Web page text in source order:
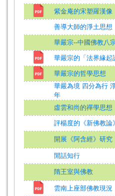
紫金庵的宋塑羅漢像
善導大師的淨土思想
華嚴宗--中國佛教八
華嚴宗的「法界緣起
華嚴宗的哲學思想
華嚴為境 四分為行
年
虛雲和尚的禪學思想
評楊度的《新佛教論》
開展《阿含經》研究
閒話知行
隋王室與佛教
雲南上座部佛教現況